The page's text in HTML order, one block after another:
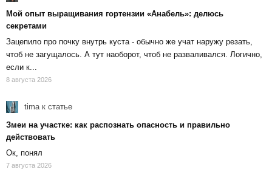
Мой опыт выращивания гортензии «Анабель»: делюсь
секретами
Зацепило про почку внутрь куста - обычно же учат наружу резать,
чтоб не загущалось. А тут наоборот, чтоб не разваливался. Логично,
если к...
8 августа 2026
tima к статье
Змеи на участке: как распознать опасность и правильно
действовать
Ок, понял
7 августа 2026